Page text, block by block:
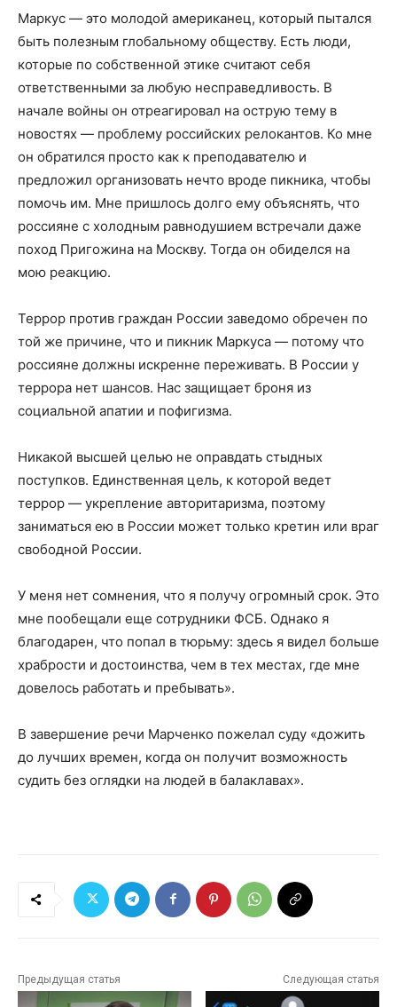
Маркус — это молодой американец, который пытался
быть полезным глобальному обществу. Есть люди,
которые по собственной этике считают себя
ответственными за любую несправедливость. В
начале войны он отреагировал на острую тему в
новостях — проблему российских релокантов. Ко мне
он обратился просто как к преподавателю и
предложил организовать нечто вроде пикника, чтобы
помочь им. Мне пришлось долго ему объяснять, что
россияне с холодным равнодушием встречали даже
поход Пригожина на Москву. Тогда он обиделся на
мою реакцию.
Террор против граждан России заведомо обречен по
той же причине, что и пикник Маркуса — потому что
россияне должны искренне переживать. В России у
террора нет шансов. Нас защищает броня из
социальной апатии и пофигизма.
Никакой высшей целью не оправдать стыдных
поступков. Единственная цель, к которой ведет
террор — укрепление авторитаризма, поэтому
заниматься ею в России может только кретин или враг
свободной России.
У меня нет сомнения, что я получу огромный срок. Это
мне пообещали еще сотрудники ФСБ. Однако я
благодарен, что попал в тюрьму: здесь я видел больше
храбрости и достоинства, чем в тех местах, где мне
довелось работать и пребывать».
В завершение речи Марченко пожелал суду «дожить
до лучших времен, когда он получит возможность
судить без оглядки на людей в балаклавах».
Предыдущая статья Следующая статья